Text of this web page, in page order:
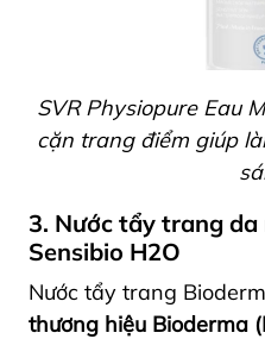
SVR Physiopure Eau
cặn trang điểm giúp
3. Nước tẩy trang
Sensibio H2O
Nước tẩy trang
thương hiệu Bioderma